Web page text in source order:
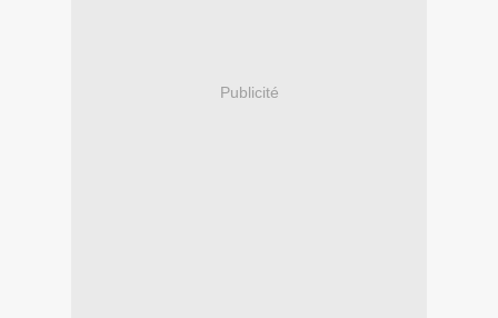
Publicité